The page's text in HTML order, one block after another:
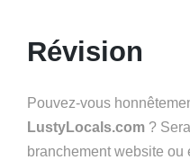
Révision
Pouvez-vous
LustyLocals.com ?
branchement website ou